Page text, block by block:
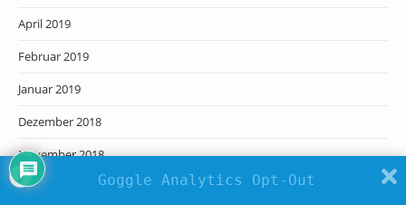
April 2019
Februar 2019
Januar 2019
Dezember 2018
November 2018
Oktober 2018
Goggle Analytics Opt-Out